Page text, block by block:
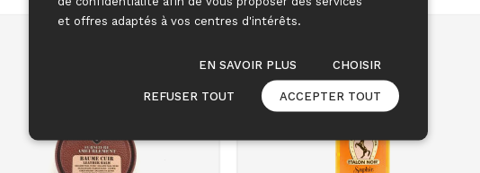
et offres adaptés à vos centres d'intérêts.
EN SAVOIR PLUS CHOISIR
REFUSER TOUT ACCEPTER TOUT